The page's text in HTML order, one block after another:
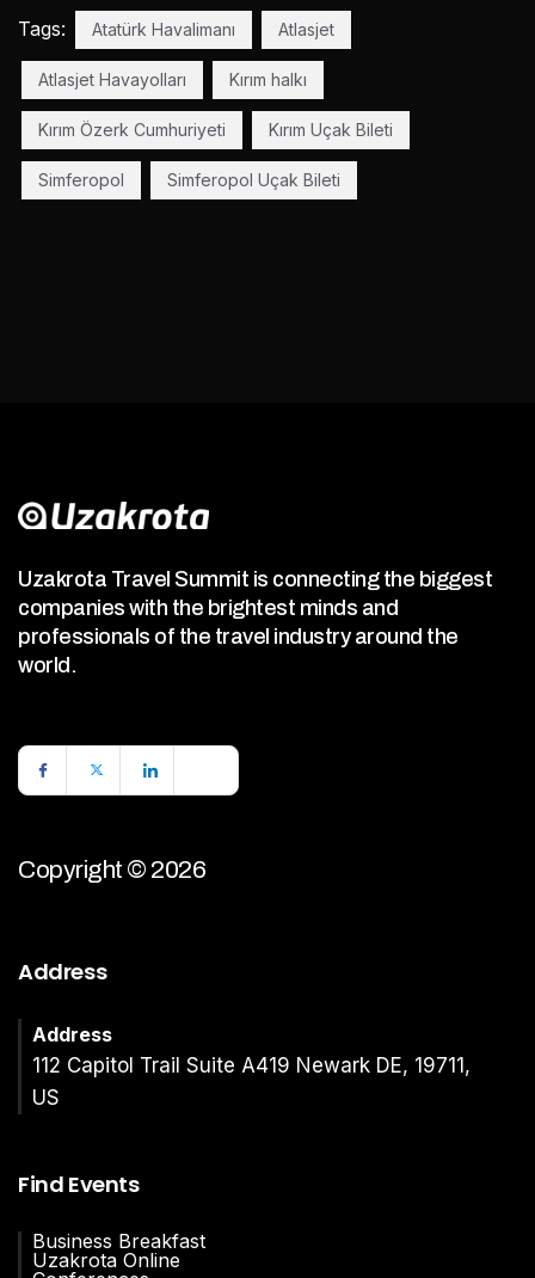
Tags: Atatürk Havalimanı Atlasjet
Atlasjet Havayolları Kırım halkı
Kırım Özerk Cumhuriyeti Kırım Uçak Bileti
Simferopol Simferopol Uçak Bileti
Uzakrota Travel Summit is connecting the biggest
companies with the brightest minds and
professionals of the travel industry around the
world.
Copyright © 2026
Address
Address
112 Capitol Trail Suite A419 Newark DE, 19711,
US
Find Events
Business Breakfast
Uzakrota Online